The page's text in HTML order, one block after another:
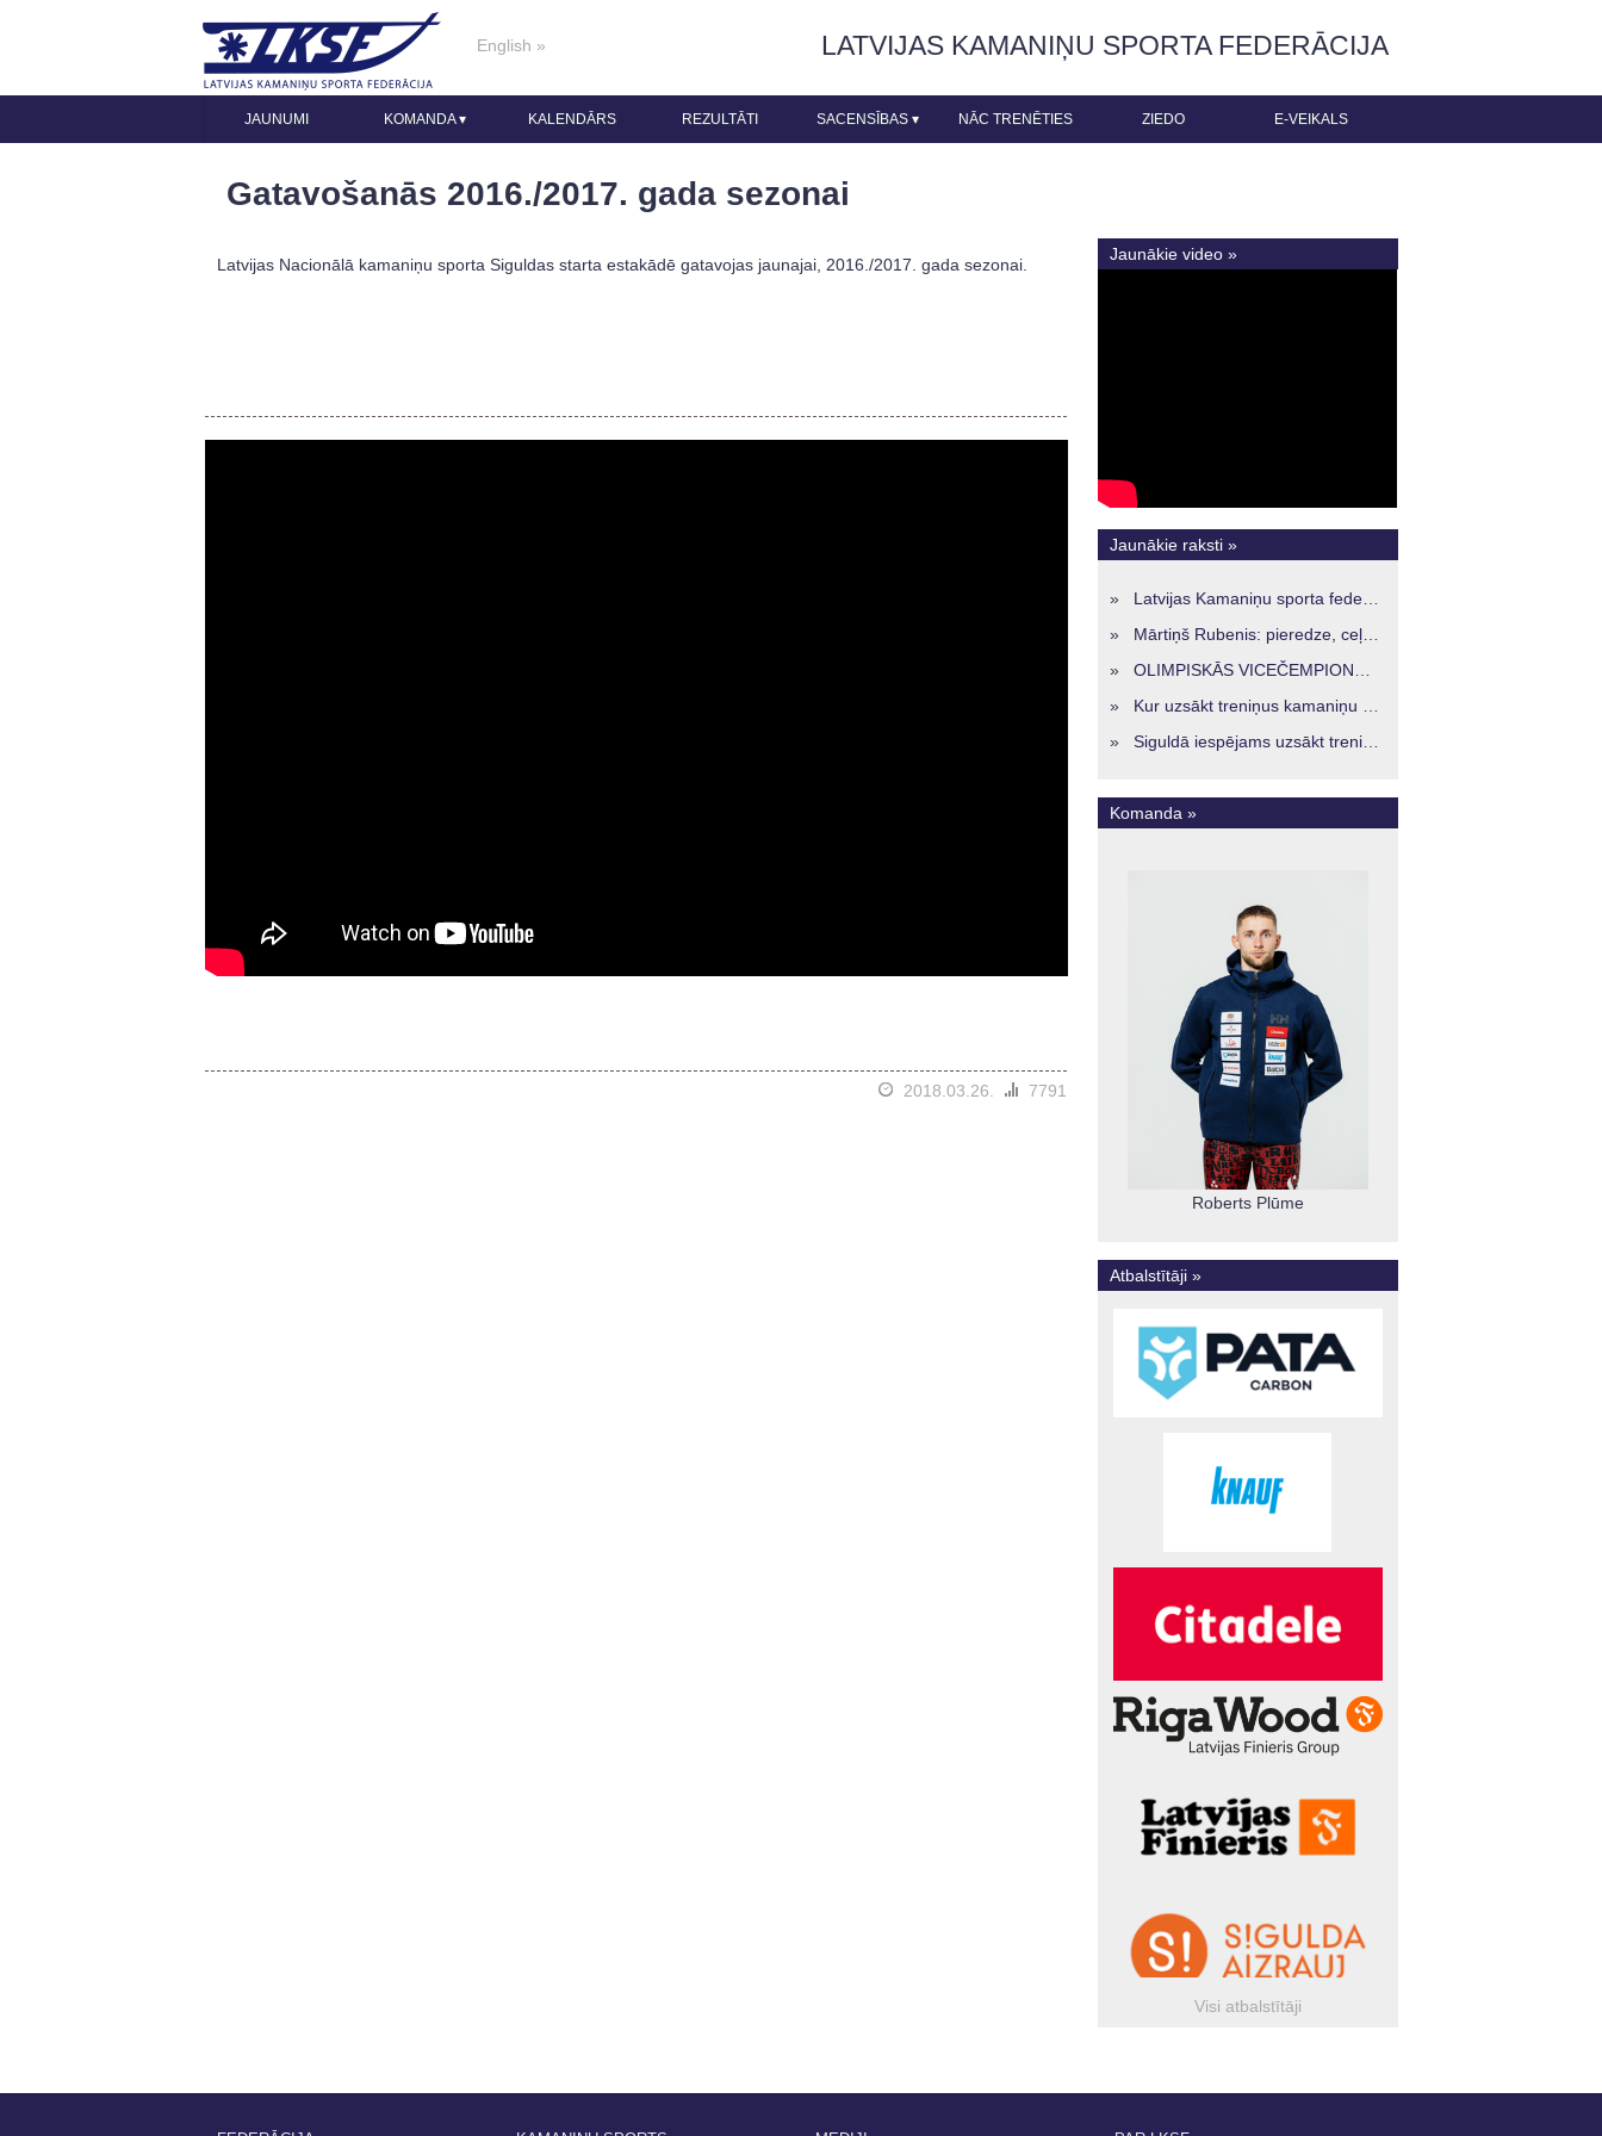
English » LATVIJAS KAMANIŅU SPORTA FEDERĀCIJA
JAUNUMI KOMANDA▾ KALENDĀRS REZULTĀTI SACENSĪBAS ▾ NĀC TRENĒTIES ZIEDO E-VEIKALS
Gatavošanās 2016./2017. gada sezonai
Latvijas Nacionālā kamaniņu sporta Siguldas starta estakādē gatavojas jaunajai, 2016./2017. gada sezonai.
2018.03.26. 7791
Jaunākie video »
Jaunākie raksti »
» Latvijas Kamaniņu sporta federācijā ievēlēta vadība nākamajam četru gadu termiņam
» Mārtiņš Rubenis: pieredze, ceļš un skatījums uz Latvijas kamaniņu sportu
»OLIMPISKĀS VICEČEMPIONES ENERĢIJA TURPINĀS ARĪ STARPSEZONĀ
» Kur uzsākt treniņus kamaniņu sportā Latvijā? Iespējas jaunajiem sportistiem visos reģionos
»Siguldā iespējams uzsākt treniņus kamaniņu sportā – vide, kur veidojas nākamā sportistu paaudze
Komanda »
Roberts Plūme
Atbalstītāji »
Visi atbalstītāji